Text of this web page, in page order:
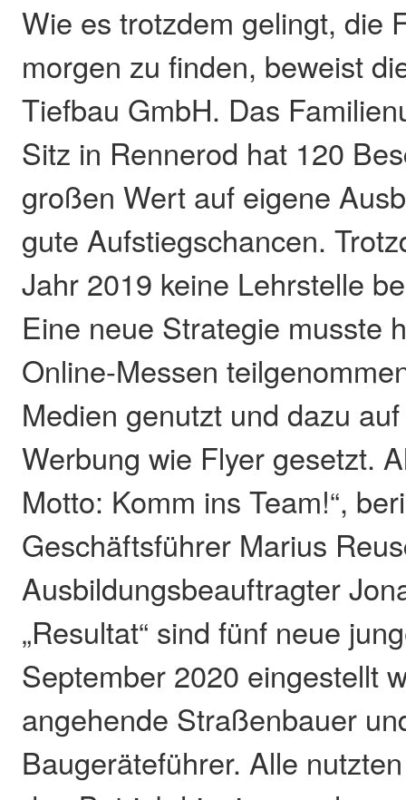
Wie es trotzdem gelingt, die
morgen zu finden, beweist
Tiefbau GmbH. Das
Sitz in Rennerod hat 120
großen Wert auf eigene
gute Aufstiegschancen.
Jahr 2019 keine Lehrstelle
Eine neue Strategie musste
Online-Messen
Medien genutzt und dazu
Werbung wie Flyer gesetzt.
Motto: Komm ins Team!“,
Geschäftsführer Marius
Ausbildungsbeauftragter
„Resultat“ sind fünf neue
September 2020 eingestellt
angehende Straßenbauer
Baugeräteführer. Alle